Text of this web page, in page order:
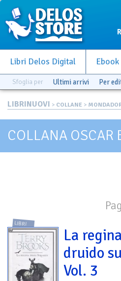
Libri Delos Digital Ebook
Sfoglia per Ultimi arrivi Per
LIBRINUOVI > COLLANE >
COLLANA OSCAR
LIBRI
La
druido
Vol. 3